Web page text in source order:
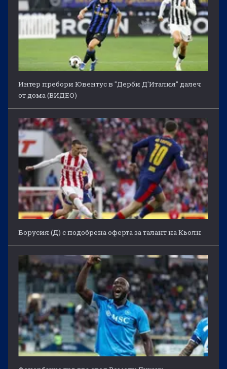
Интер пребори Ювентус в "Дерби Д'Италия" далеч
от дома (ВИДЕО)
Борусия (Д) с подобрена оферта за талант на Кьолн